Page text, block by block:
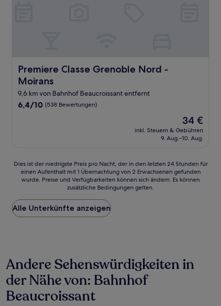
Premiere Classe Grenoble Nord -
Moirans
Premiere Classe Grenoble Nord - Moirans
9,6 km von Bahnhof Beaucroissant entfernt
6.4
6,4/10 (538 Bewertungen)
Der
Preis
beträgt
34 €
inkl. Steuern & Gebühren
9. Aug.–10. Aug.
Dies
der
Preis
pro
Nacht,
24 Stunden
für
einen
mit
Dies ist der niedrigste Preis pro Nacht, der in den letzten 24 Stunden für
einen Aufenthalt mit 1 Übernachtung von 2 Erwachsenen gefunden
wurde. Preise und Verfügbarkeiten können sich ändern. Es können
zusätzliche Bedingungen gelten.
Alle Unterkünfte anzeigen
Andere Sehenswürdigkeiten in
der Nähe von: Bahnhof
Beaucroissant